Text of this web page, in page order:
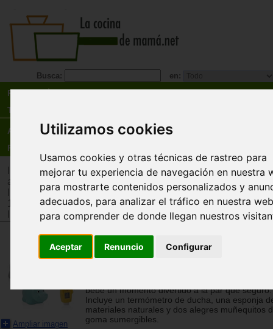
Utilizamos cookies
Usamos cookies y otras técnicas de rastreo para
mejorar tu experiencia de navegación en nuestra
para mostrarte contenidos personalizados y
adecuados, para analizar el tráfico en nuestra
para comprender de donde llegan nuestros
Aceptar Renuncio Configurar
Busca: en:
Recetas
Tienda
Actualidad
Registro
>Tienda>Juguetes infantiles>Juguetes por edad>
años
>Tienda>Juguetes infantiles>Juguetes por edad>
12 meses
>Tienda>Juguetes infantiles>Juguetes por tipo>
Ampliar imagen
Set de Baño (Bath kit)
Miniland
bebé un momento divertido a la par que seguro.
Incluye un termómetro de ducha, una esponja
materiales naturales y dos alegres muñequitos
goma sumergibles.